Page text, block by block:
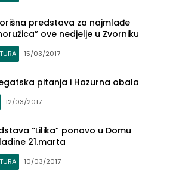
predstava za najmlađe
ove nedjelje u Zvorniku
15/03/2017
pitanja i Hazurna obala
12/03/2017
“Lilika” ponovo u Domu
21.marta
10/03/2017